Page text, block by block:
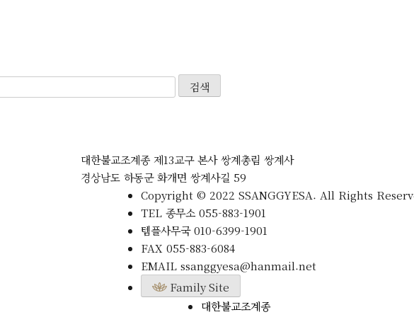
검색
대한불교조계종 제13교구 본사 쌍계총림 쌍계사
경상남도 하동군 화개면 쌍계사길 59
Copyright © 2022 SSANGGYESA. All Rights
TEL 종무소055-883-1901
템플사무국010-6399-1901
FAX 055-883-6084
EMAIL ssanggyesa@hanmail.net
Family Site
대한불교조계종